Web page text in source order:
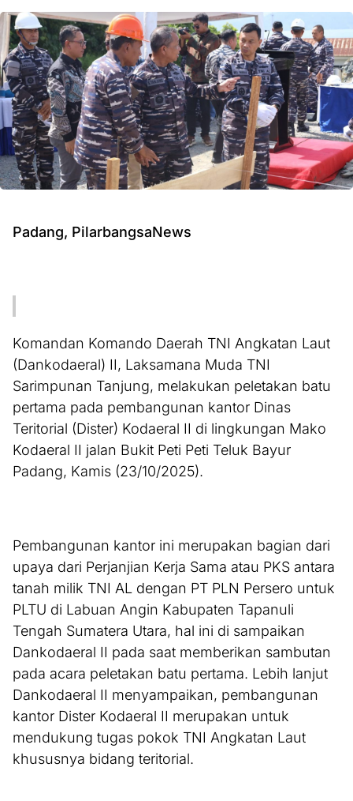
Padang, PilarbangsaNews
Komandan Komando Daerah TNI Angkatan Laut
(Dankodaeral) II, Laksamana Muda TNI
Sarimpunan Tanjung, melakukan peletakan batu
pertama pada pembangunan kantor Dinas
Teritorial (Dister) Kodaeral II di lingkungan Mako
Kodaeral II jalan Bukit Peti Peti Teluk Bayur
Padang, Kamis (23/10/2025).
Pembangunan kantor ini merupakan bagian dari
upaya dari Perjanjian Kerja Sama atau PKS antara
tanah milik TNI AL dengan PT PLN Persero untuk
PLTU di Labuan Angin Kabupaten Tapanuli
Tengah Sumatera Utara, hal ini di sampaikan
Dankodaeral II pada saat memberikan sambutan
pada acara peletakan batu pertama. Lebih lanjut
Dankodaeral II menyampaikan, pembangunan
kantor Dister Kodaeral II merupakan untuk
mendukung tugas pokok TNI Angkatan Laut
khususnya bidang teritorial.